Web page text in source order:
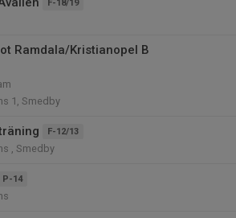
F-18/19
Ramdala/Kristianopel B
1, Smedby
F-12/13
, Smedby
P-14